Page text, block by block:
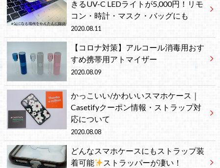
きるUV-C LEDライトが5,000円！リモ
コン・時計・マスク・バッグにも
2020.08.11
【コロナ対策】アルコール消毒用おす
すめ携帯用アトマイザー
2020.08.09
かっこいい/かわいいスマホケース｜
Casetifyクーポン情報・ストラップ対
応について
2020.08.08
どんなスマホケースにもストラップ装
着可能
ストラッパーが凄い！